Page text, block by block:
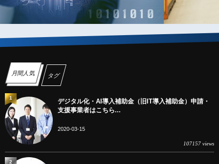
月間人気 タグ
デジタル化・AI導入補助金（旧IT導入補助金）申請・
支援事業者はこちら...
2020-03-15
107157 views
1
2